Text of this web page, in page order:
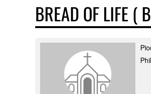
BREAD OF LIFE (